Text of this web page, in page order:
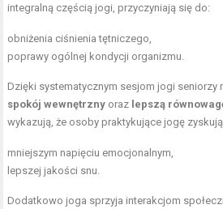
integralną częścią jogi, przyczyniają się do:
obniżenia ciśnienia tętniczego,
poprawy ogólnej kondycji organizmu.
Dzięki systematycznym sesjom jogi
spokój wewnętrzny oraz lepszą
wykazują, że osoby praktykujące jogę zyskują
mniejszym napięciu emocjonalnym,
lepszej jakości snu.
Dodatkowo joga sprzyja interakcjom